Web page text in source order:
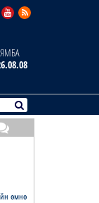
өмнө